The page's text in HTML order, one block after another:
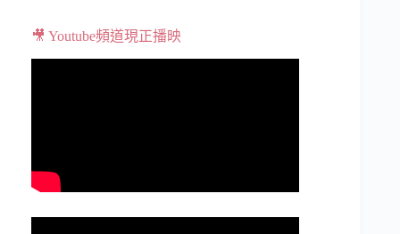
🎥 Youtube頻道現正播映